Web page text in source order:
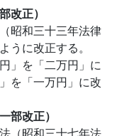
改正）
昭和三十三年法律
うに改正する。
」を「二万円」に
を「一万円」に改
部改正）